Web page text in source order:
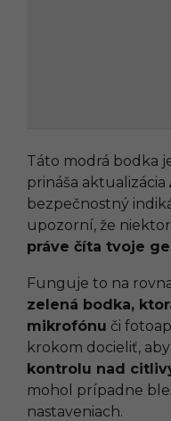
Táto modrá bodka
prináša aktualizácia
bezpečnostný
upozorní, že
práve číta tvoje
Funguje to na
zelená bodka,
mikrofónu či
krokom docieliť,
kontrolu nad
mohol prípadne
nastaveniach.